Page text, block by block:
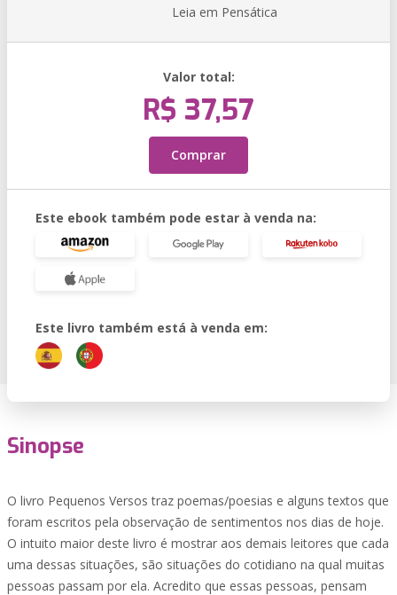
Leia em Pensática
Valor total:
R$ 37,57
Comprar
Este ebook também pode estar à venda na:
Este livro também está à venda em:
Sinopse
O livro Pequenos Versos traz poemas/poesias e alguns textos que
foram escritos pela observação de sentimentos nos dias de hoje.
O intuito maior deste livro é mostrar aos demais leitores que cada
uma dessas situações, são situações do cotidiano na qual muitas
pessoas passam por ela. Acredito que essas pessoas, pensam